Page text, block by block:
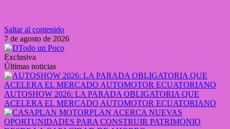
Saltar al contenido
7 de agosto de 2026
Exclusiva
Últimas noticias
AUTOSHOW 2026: LA PARADA OBLIGATORIA QUE
ACELERA EL MERCADO AUTOMOTOR ECUATORIANO